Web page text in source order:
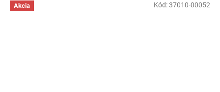
Akcia Kód:37010-00052